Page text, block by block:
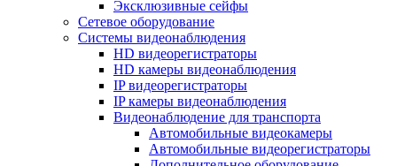
Эксклюзивные сейфы
Сетевое оборудование
Системы видеонаблюдения
HD видеорегистраторы
HD камеры видеонаблюдения
IP видеорегистраторы
IP камеры видеонаблюдения
Видеонаблюдение для транспорта
Автомобильные видеокамеры
Автомобильные видеорегистраторы